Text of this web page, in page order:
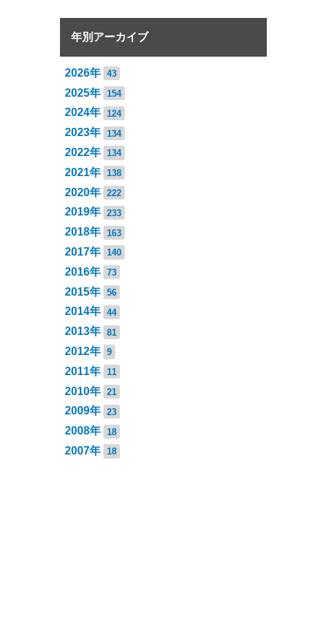
年別アーカイブ
2026年 43
2025年 154
2024年 124
2023年 134
2022年 134
2021年 138
2020年 222
2019年 233
2018年 163
2017年 140
2016年 73
2015年 56
2014年 44
2013年 81
2012年 9
2011年 11
2010年 21
2009年 23
2008年 18
2007年 18